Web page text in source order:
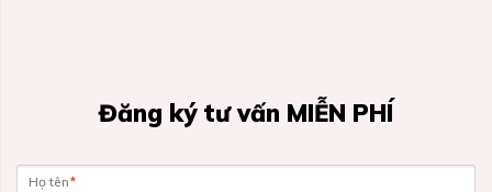
Đăng ký tư vấn MIỄN PHÍ
Họ tên*